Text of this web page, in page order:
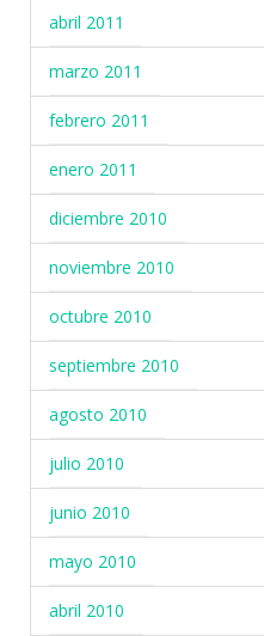
abril 2011
marzo 2011
febrero 2011
enero 2011
diciembre 2010
noviembre 2010
octubre 2010
septiembre 2010
agosto 2010
julio 2010
junio 2010
mayo 2010
abril 2010